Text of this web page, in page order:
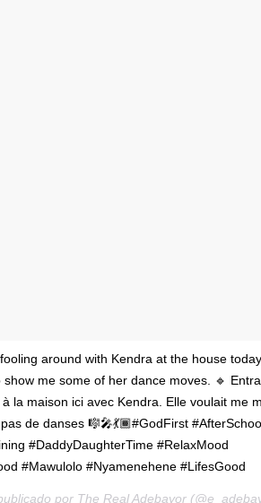
around with Kendra at the house
show me some of her dance moves. 🔹
la maison ici avec Kendra. Elle voulait me
de danses 🎼🎤💃🏾#GodFirst
#DaddyDaughterTime #RelaxMood
#Mawulolo #Nyamenehene #LifesGood